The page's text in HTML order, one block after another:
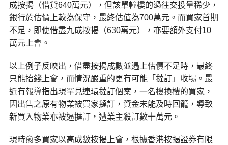
成按揭（借貸640萬元），但該單幢樓的過往交投量稀少，
銀行於估價上較為保守，最終估值為700萬元。而買家首期
不足，即使借盡九成按揭（630萬元），亦要額外支付10
萬元上會。
以上例子反映出，借盡按揭成數並遇上估價不足時，最終
只能抬錢上會，而情況嚴重的更有可能「撻訂」收場。最
近有報導指出現罕見連環撻訂個案，一名樓換樓的買家，
因出售之原有物業被買家撻訂，資金未能及時回籠，導致
新買入物業亦被逼撻訂，遭業主殺訂數十萬元。
現時愈多買家以高成數按揭上會，根據香港按揭證券有限